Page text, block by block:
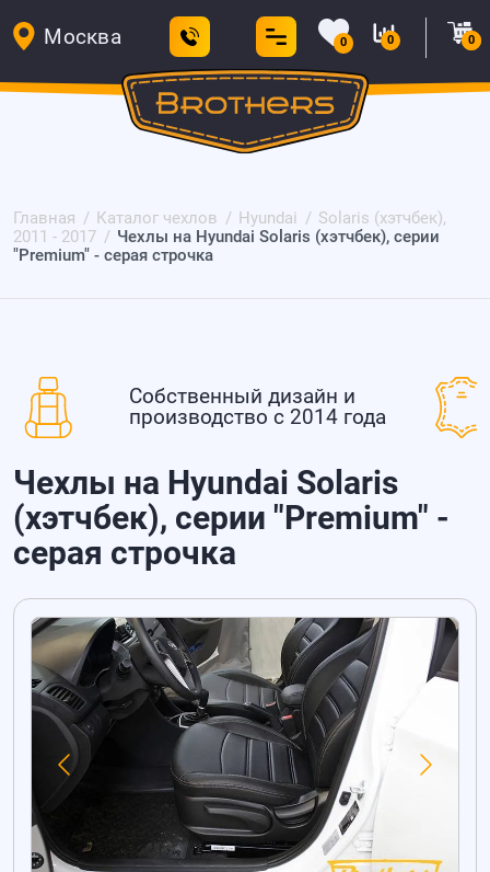
Москва 0 0 0
Главная Каталог чехлов Hyundai
Solaris (хэтчбек),
2011 - 2017
Чехлы на Hyundai Solaris (хэтчбек), серии
"Premium" - серая строчка
Собственный дизайн и
производство с 2014 года
Чехлы на Hyundai Solaris
(хэтчбек), серии "Premium" -
серая строчка